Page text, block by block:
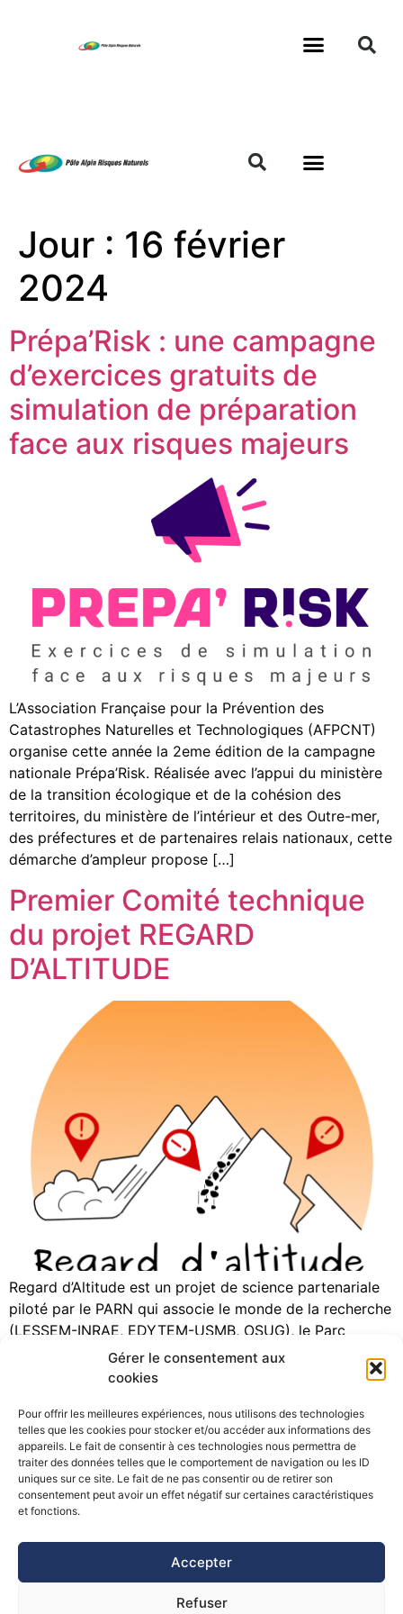
Gérer le consentement aux
cookies
Pour offrir les meilleures expériences, nous utilisons des technologies
telles que les cookies pour stocker et/ou accéder aux informations des
appareils. Le fait de consentir à ces technologies nous permettra de
traiter des données telles que le comportement de navigation ou les ID
uniques sur ce site. Le fait de ne pas consentir ou de retirer son
consentement peut avoir un effet négatif sur certaines caractéristiques
et fonctions.
Accepter
Refuser
Jour : 16 février
2024
Prépa’Risk : une campagne
d’exercices gratuits de
simulation de préparation
face aux risques majeurs
L’Association Française pour la Prévention des
Catastrophes Naturelles et Technologiques (AFPCNT)
organise cette année la 2eme édition de la campagne
nationale Prépa’Risk. Réalisée avec l’appui du ministère
de la transition écologique et de la cohésion des
territoires, du ministère de l’intérieur et des Outre-mer,
des préfectures et de partenaires relais nationaux, cette
démarche d’ampleur propose […]
Premier Comité technique
du projet REGARD
D’ALTITUDE
Regard d’Altitude est un projet de science partenariale
piloté par le PARN qui associe le monde de la recherche
(LESSEM-INRAE, EDYTEM-USMB, OSUG), le Parc
National des Ecrins et le Syndicat National des Guides
de Montagne. L’objectif est de créer un dispositif
réalisées en altitude par les professionnels […]
©Pôle Alpin d’études et de recherche pour la prévention des